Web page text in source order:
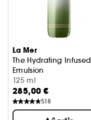
La Mer
The Hydrating Infused
Emulsion
Crema Facial
125 ml
285,00 €
518